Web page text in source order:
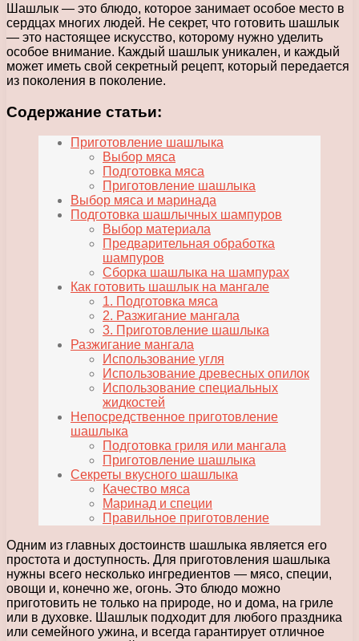
Шашлык — это блюдо, которое занимает особое место в
сердцах многих людей. Не секрет, что готовить шашлык
— это настоящее искусство, которому нужно уделить
особое внимание. Каждый шашлык уникален, и каждый
может иметь свой секретный рецепт, который передается
из поколения в поколение.
Содержание статьи:
Приготовление шашлыка
Выбор мяса
Подготовка мяса
Приготовление шашлыка
Выбор мяса и маринада
Подготовка шашлычных шампуров
Выбор материала
Предварительная обработка
шампуров
Сборка шашлыка на шампурах
Как готовить шашлык на мангале
1. Подготовка мяса
2. Разжигание мангала
3. Приготовление шашлыка
Разжигание мангала
Использование угля
Использование древесных опилок
Использование специальных
жидкостей
Непосредственное приготовление
шашлыка
Подготовка гриля или мангала
Приготовление шашлыка
Секреты вкусного шашлыка
Качество мяса
Маринад и специи
Правильное приготовление
Одним из главных достоинств шашлыка является его
простота и доступность. Для приготовления шашлыка
нужны всего несколько ингредиентов — мясо, специи,
овощи и, конечно же, огонь. Это блюдо можно
приготовить не только на природе, но и дома, на гриле
или в духовке. Шашлык подходит для любого праздника
или семейного ужина, и всегда гарантирует отличное